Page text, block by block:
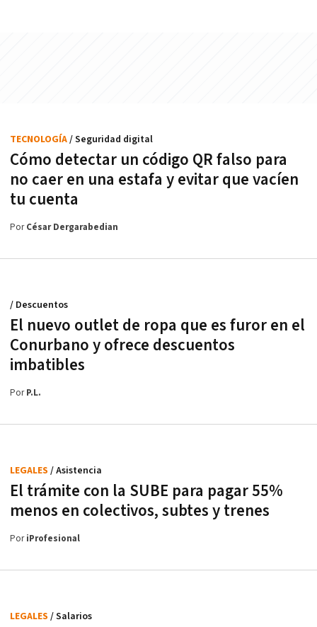
Cómo detectar un código QR falso para
no caer en una estafa y evitar que vacíen
tu cuenta
TECNOLOGÍA/ Seguridad digital
PorCésar Dergarabedian
El nuevo outlet de ropa que es furor en el
Conurbano y ofrece descuentos
imbatibles
/ Descuentos
PorP.L.
El trámite con la SUBE para pagar 55%
menos en colectivos, subtes y trenes
LEGALES / Asistencia
PoriProfesional
LEGALES / Salarios